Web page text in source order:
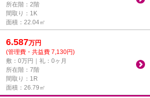
所在階：2階
間取り：1K
面積：22.04㎡
6.587万円
(管理費・共益費 7,130円)
敷：0万円｜礼：0ヶ月
所在階：7階
間取り：1R
面積：26.79㎡